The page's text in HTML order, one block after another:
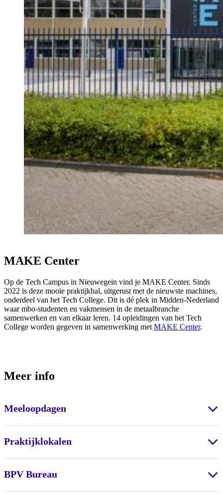
MAKE Center
Op de Tech Campus in Nieuwegein vind je MAKE Center. Sinds
2022 is deze mooie praktijkhal, uitgerust met de nieuwste machines,
onderdeel van het Tech College. Dit is dé plek in Midden-Nederland
waar mbo-studenten en vakmensen in de metaalbranche
samenwerken en van elkaar leren. 14 opleidingen van het Tech
College worden gegeven in samenwerking met MAKE Center.
Meer info
Meeloopdagen
Praktijklokalen
BPV Bureau